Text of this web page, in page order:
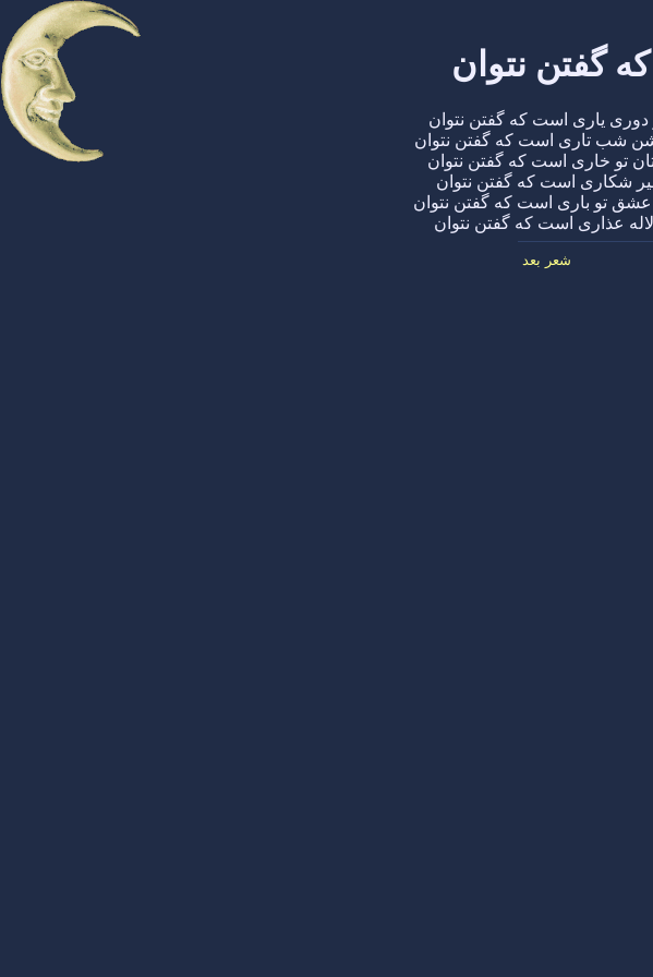
گفتن نتوان
دوری یاری است که گفتن نتوان
شب تاری است که گفتن نتوان
تو خاری است که گفتن نتوان
شکاری است که گفتن نتوان
عشق تو باری است که گفتن نتوان
عذاری است که گفتن نتوان
شعر بعد